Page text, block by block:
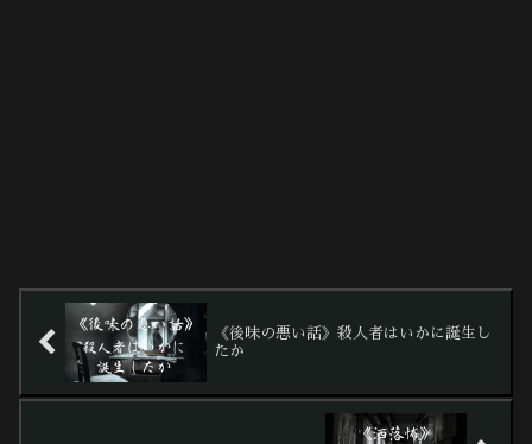
《後味の悪い話》殺人者はいかに誕生し
たか